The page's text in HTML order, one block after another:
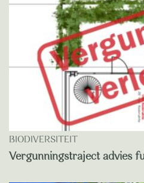
BIODIVERSITEIT
Vergunningstraject advies